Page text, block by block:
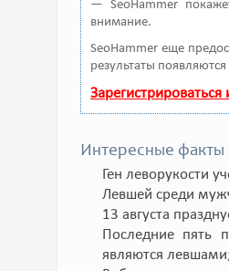
— SeoHammer
внимание.
SeoHammer еще
результаты
Интересные
Ген леворукости
Левшей среди
13 августа
Последние пять
являются